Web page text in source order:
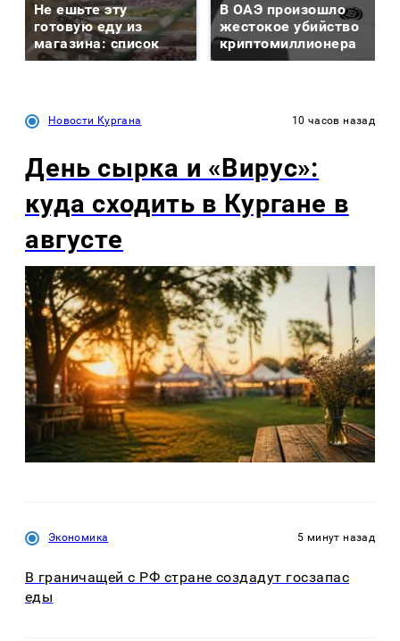
Не ешьте эту
готовую еду из
магазина: список
В ОАЭ произошло
жестокое убийство
криптомиллионера
Новости Кургана 10 часов назад
День сырка и «Вирус»:
куда сходить в Кургане в
августе
Экономика 5 минут назад
В граничащей с РФ стране создадут госзапас
еды